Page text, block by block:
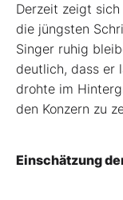
Derzeit zeigt
die jüngsten
Singer ruhig
deutlich, dass er
drohte im
den Konzern zu
Einschätzung